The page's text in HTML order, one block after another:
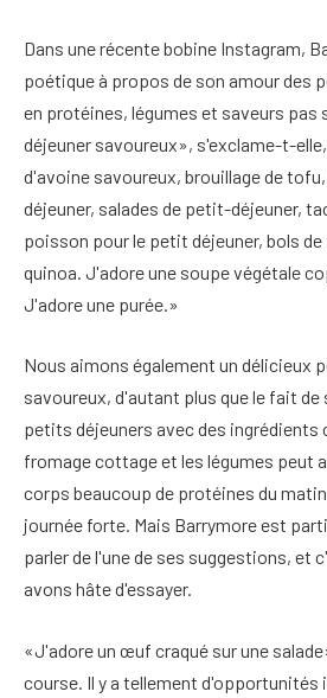
Dans une récente bobine Instagram,
poétique à propos de son amour des
en protéines, légumes et saveurs
déjeuner savoureux», s'exclame-t-
d'avoine savoureux, brouillage de
déjeuner, salades de petit-déjeuner,
poisson pour le petit déjeuner, bols
quinoa. J'adore une soupe végétale
J'adore une purée.»
Nous aimons également un délicieux
savoureux, d'autant plus que le fait de
petits déjeuners avec des
fromage cottage et les légumes peut
corps beaucoup de protéines du
journée forte. Mais Barrymore est
parler de l'une de ses suggestions, et
avons hâte d'essayer.
«J'adore un œuf craqué sur une
course. Il y a tellement d'opportunités